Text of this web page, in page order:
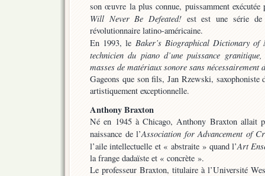
son œuvre la plus connue, puissamment
Will Never Be Defeated! est est une série
révolutionnaire latino-américaine.
En 1993, le Baker’s Biographical Dictionary of
technicien du piano d’une puissance
masses de matériaux sonore sans
Gageons que son fils, Jan Rzewski, saxophoniste
artistiquement exceptionnelle.
Anthony Braxton
Né en 1945 à Chicago, Anthony Braxton allait
naissance de l’Association for Advancement of
l’aile intellectuelle et « abstraite » quand l’Art
la frange dadaïste et « concrète ».
Le professeur Braxton, titulaire à l’Université